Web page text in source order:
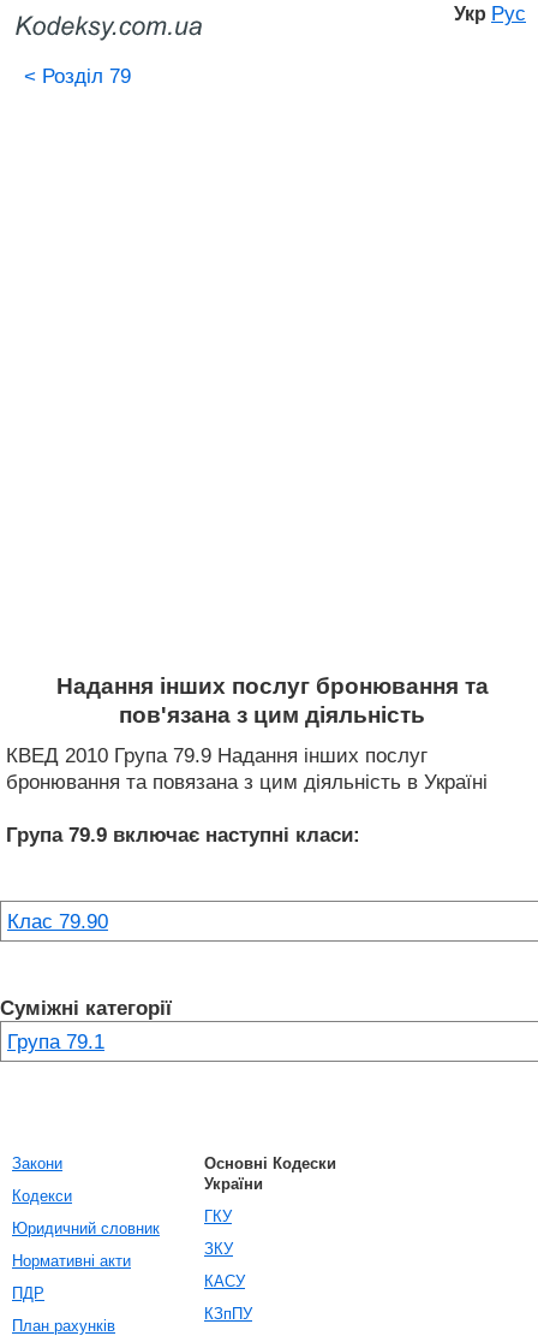
Укр Рус
< Розділ 79
Надання інших послуг бронювання та
пов'язана з цим діяльність
КВЕД 2010 Група 79.9 Надання інших послуг
бронювання та повязана з цим діяльність в Україні
Група 79.9 включає наступні класи:
Клас 79.90
Суміжні категорії
Група 79.1
Закони
Кодекси
Юридичний словник
Нормативні акти
ПДР
План рахунків
Основні Кодески
України
ГКУ
ЗКУ
КАСУ
КЗпПУ